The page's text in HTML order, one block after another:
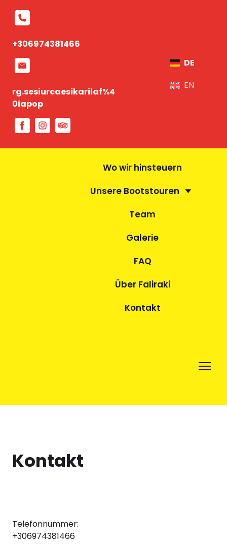
+306974381466
rg.sesiurcaesikarilaf%4
0iapop
DE
EN
Wo wir hinsteuern
Unsere Bootstouren
Team
Galerie
FAQ
Über Faliraki
Kontakt
Kontakt
Telefonnummer:
+306974381466